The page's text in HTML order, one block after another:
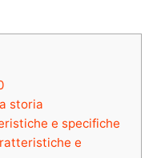
storia
e specifiche
e